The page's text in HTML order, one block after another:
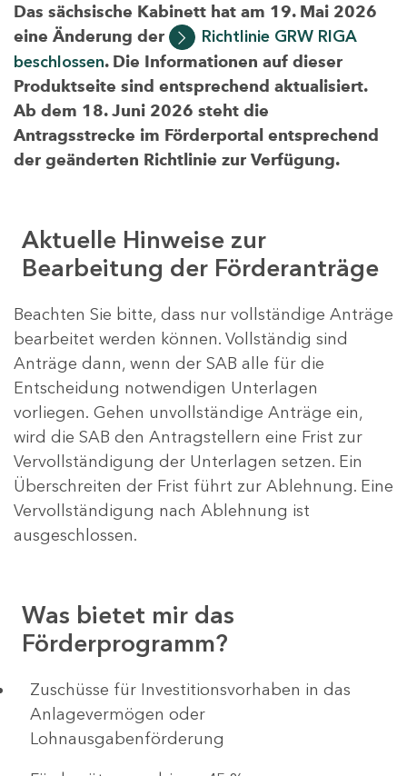
Das sächsische Kabinett hat am 19. Mai 2026
eine Änderung der
Richtlinie GRW RIGA
beschlossen. Die Informationen auf dieser
Produktseite sind entsprechend aktualisiert.
Ab dem 18. Juni 2026 steht die
Antragsstrecke im Förderportal entsprechend
der geänderten Richtlinie zur Verfügung.
Aktuelle Hinweise zur
Bearbeitung der Förderanträge
Beachten Sie bitte, dass nur vollständige Anträge
bearbeitet werden können. Vollständig sind
Anträge dann, wenn der SAB alle für die
Entscheidung notwendigen Unterlagen
vorliegen. Gehen unvollständige Anträge ein,
wird die SAB den Antragstellern eine Frist zur
Vervollständigung der Unterlagen setzen. Ein
Überschreiten der Frist führt zur Ablehnung. Eine
Vervollständigung nach Ablehnung ist
ausgeschlossen.
Was bietet mir das
Förderprogramm?
​​​​​​Zuschüsse für Investitionsvorhaben in das
Anlagevermögen oder
Lohnausgabenförderung